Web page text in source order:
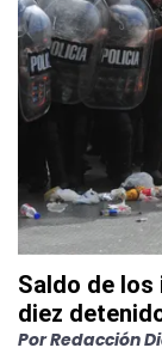
Saldo de
diez
PorRedacción